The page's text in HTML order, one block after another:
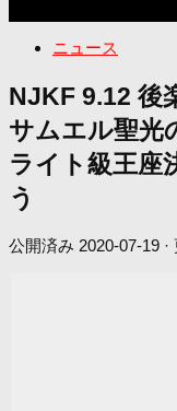
ニュース
NJKF 9.12 後
サムエル聖光
ライト級王座
う
公開済み 2020-07-19 ·